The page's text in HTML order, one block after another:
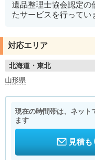
遺品整理士協会認定の
たサービスを行ってい
対応エリア
北海道・東北
山形県
現在の時間帯は、ネット
ます
見積